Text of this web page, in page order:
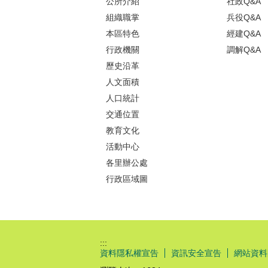
組織職掌
本區特色
行政機關
歷史沿革
人文面積
人口統計
交通位置
教育文化
活動中心
各里辦公處
行政區域圖
兵役Q&A
經建Q&A
調解Q&A
:::
資料隱私權宣告
資訊安全宣告
網站資